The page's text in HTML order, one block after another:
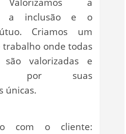
a inclusão e o
Criamos um
onde todas
são valorizadas e
por suas
únicas.
com o cliente: